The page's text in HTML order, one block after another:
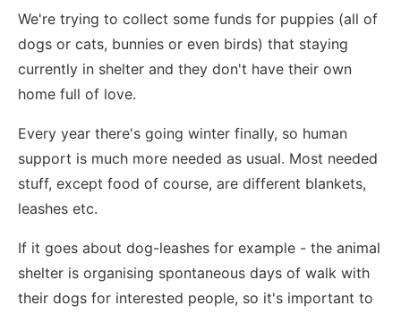
We're trying to collect some funds for puppies (all of
dogs or cats, bunnies or even birds) that staying
currently in shelter and they don't have their own
home full of love.
Every year there's going winter finally, so human
support is much more needed as usual. Most needed
stuff, except food of course, are different blankets,
leashes etc.
If it goes about dog-leashes for example - the animal
shelter is organising spontaneous days of walk with
their dogs for interested people, so it's important to